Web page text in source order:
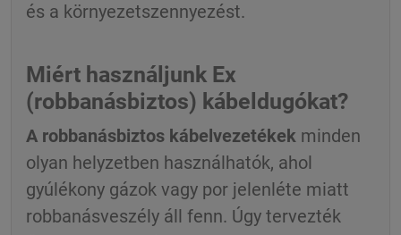
és a környezetszennyezést.
Miért használjunk Ex
(robbanásbiztos) kábeldugókat?
A robbanásbiztos kábelvezetékek minden
olyan helyzetben használhatók, ahol
gyúlékony gázok vagy por jelenléte miatt
robbanásveszély áll fenn. Úgy tervezték